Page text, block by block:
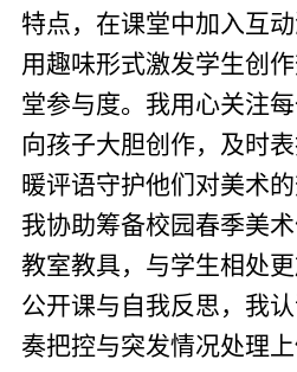
特点，在课堂中加入互动
用趣味形式激发学生创
堂参与度。我用心关注
向孩子大胆创作，及时
暖评语守护他们对美术的
我协助筹备校园春季美
教室教具，与学生相处
公开课与自我反思，我
奏把控与突发情况处理